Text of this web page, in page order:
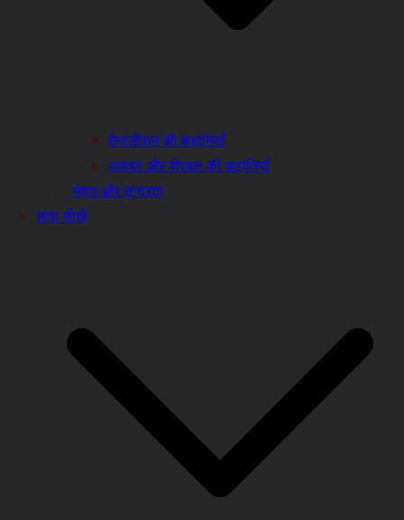
तेनालीराम की कहानियाँ
अकबर और बीरबल की कहानियाँ
सेहत और सुन्दरता
भाषा सीखें